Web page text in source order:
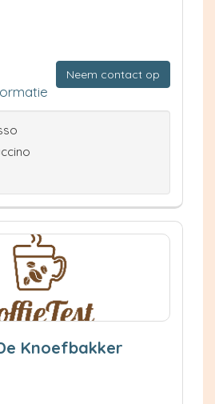
Neem contact op
Knoefbakker